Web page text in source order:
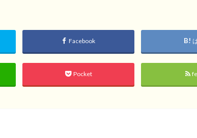
Facebook
Pocket